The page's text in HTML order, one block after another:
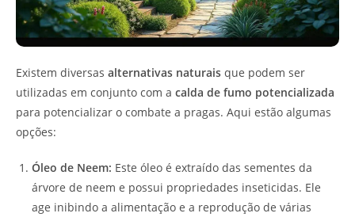
Existem diversas alternativas naturais que podem ser
utilizadas em conjunto com a calda de fumo potencializada
para potencializar o combate a pragas. Aqui estão algumas
opções:
Óleo de Neem: Este óleo é extraído das sementes da
árvore de neem e possui propriedades inseticidas. Ele
age inibindo a alimentação e a reprodução de várias